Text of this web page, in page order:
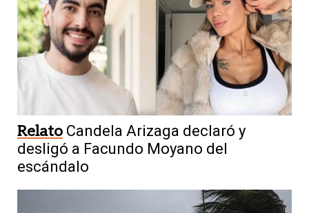
Relato Candela Arizaga declaró y
desligó a Facundo Moyano del
escándalo